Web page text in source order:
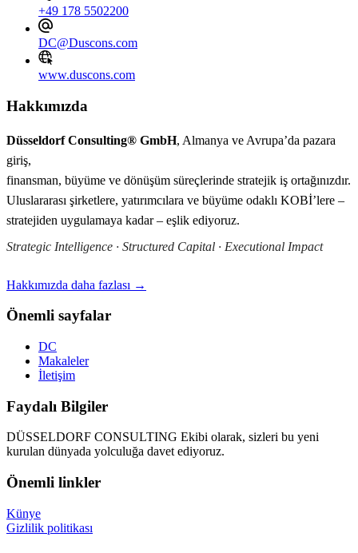
+49 178 5502200
DC@Duscons.com
www.duscons.com
Hakkımızda
Düsseldorf Consulting® GmbH, Almanya ve Avrupa’da pazara
giriş,
finansman, büyüme ve dönüşüm süreçlerinde stratejik iş ortağınızdır.
Uluslararası şirketlere, yatırımcılara ve büyüme odaklı KOBİ’lere –
stratejiden uygulamaya kadar – eşlik ediyoruz.
Strategic Intelligence · Structured Capital · Executional Impact
Hakkımızda daha fazlası →
Önemli sayfalar
DC
Makaleler
İletişim
Faydalı Bilgiler
DÜSSELDORF CONSULTING Ekibi olarak, sizleri bu yeni
kurulan dünyada yolculuğa davet ediyoruz.
Önemli linkler
Künye
Gizlilik politikası